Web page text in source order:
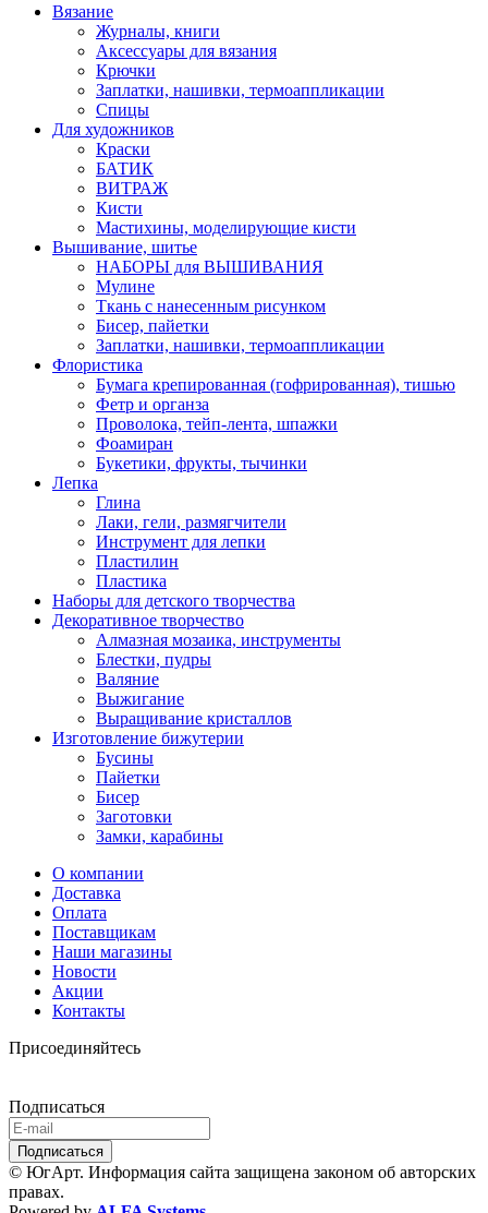
Вязание
Журналы, книги
Аксессуары для вязания
Крючки
Заплатки, нашивки, термоаппликации
Спицы
Для художников
Краски
БАТИК
ВИТРАЖ
Кисти
Мастихины, моделирующие кисти
Вышивание, шитье
НАБОРЫ для ВЫШИВАНИЯ
Мулине
Ткань с нанесенным рисунком
Бисер, пайетки
Заплатки, нашивки, термоаппликации
Флористика
Бумага крепированная (гофрированная), тишью
Фетр и органза
Проволока, тейп-лента, шпажки
Фоамиран
Букетики, фрукты, тычинки
Лепка
Глина
Лаки, гели, размягчители
Инструмент для лепки
Пластилин
Пластика
Наборы для детского творчества
Декоративное творчество
Алмазная мозаика, инструменты
Блестки, пудры
Валяние
Выжигание
Выращивание кристаллов
Изготовление бижутерии
Бусины
Пайетки
Бисер
Заготовки
Замки, карабины
О компании
Доставка
Оплата
Поставщикам
Наши магазины
Новости
Акции
Контакты
Присоединяйтесь
Подписаться
© ЮгАрт. Информация сайта защищена законом об авторских
правах.